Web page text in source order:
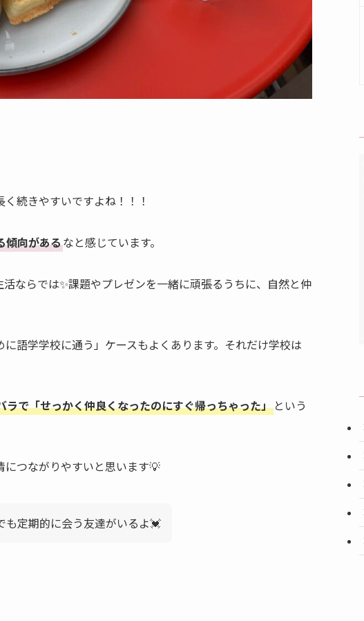
続きやすいですよね！！！
傾向があるなと感じています。
ならでは✨課題やプレゼンを一緒に頑張るうちに、自然と仲
語学学校に通う」ケースもよくあります。それだけ学校は
ラで「せっかく仲良くなったのにすぐ帰っちゃった」 という
つながりやすいと思います💡
定期的に会う友達がいるよ💓